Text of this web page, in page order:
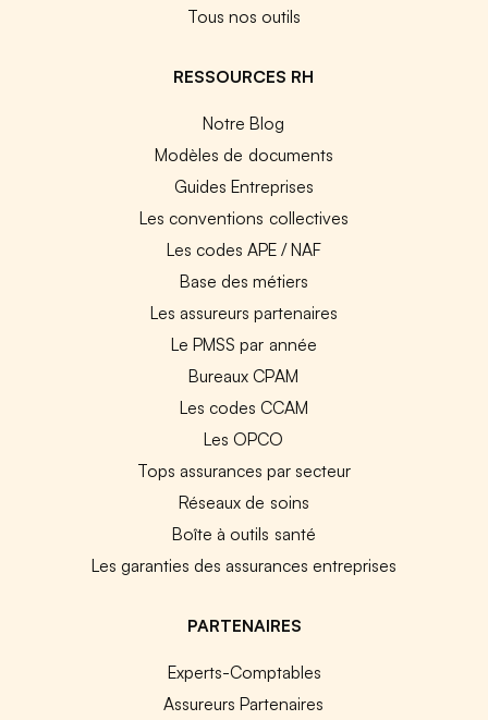
Tous nos outils
RESSOURCES RH
Notre Blog
Modèles de documents
Guides Entreprises
Les conventions collectives
Les codes APE / NAF
Base des métiers
Les assureurs partenaires
Le PMSS par année
Bureaux CPAM
Les codes CCAM
Les OPCO
Tops assurances par secteur
Réseaux de soins
Boîte à outils santé
Les garanties des assurances entreprises
PARTENAIRES
Experts-Comptables
Assureurs Partenaires